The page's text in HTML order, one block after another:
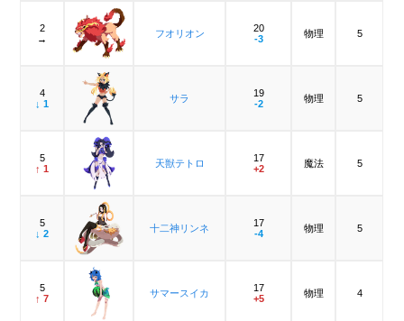
2
→
フオリオン
20
-3
物理 5
4
↓ 1
サラ
19
-2
物理 5
5
↑ 1
天獣テトロ
17
+2
魔法 5
5
↓ 2
十二神リンネ
17
-4
物理 5
5
↑ 7
サマースイカ
17
+5
物理 4